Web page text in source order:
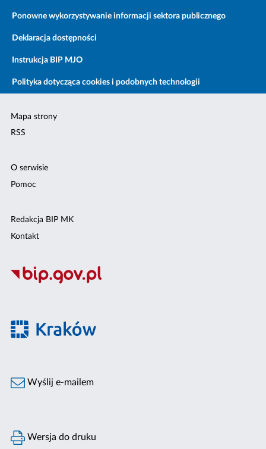
Ponowne wykorzystywanie informacji sektora publicznego
Deklaracja dostępności
Instrukcja BIP MJO
Polityka dotycząca cookies i podobnych technologii
Mapa strony
RSS
O serwisie
Pomoc
Redakcja BIP MK
Kontakt
Wyślij e-mailem
Wersja do druku